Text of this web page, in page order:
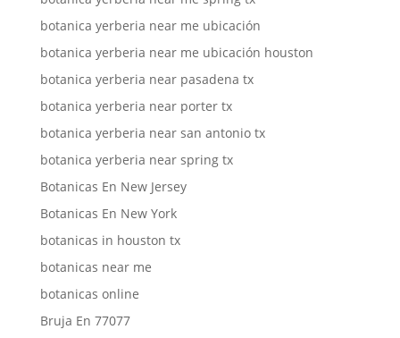
botanica yerberia near me ubicación
botanica yerberia near me ubicación houston
botanica yerberia near pasadena tx
botanica yerberia near porter tx
botanica yerberia near san antonio tx
botanica yerberia near spring tx
Botanicas En New Jersey
Botanicas En New York
botanicas in houston tx
botanicas near me
botanicas online
Bruja En 77077